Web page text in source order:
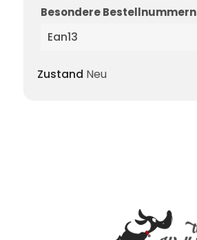
Besondere Bestellnummern
Ean13
Zustand Neu